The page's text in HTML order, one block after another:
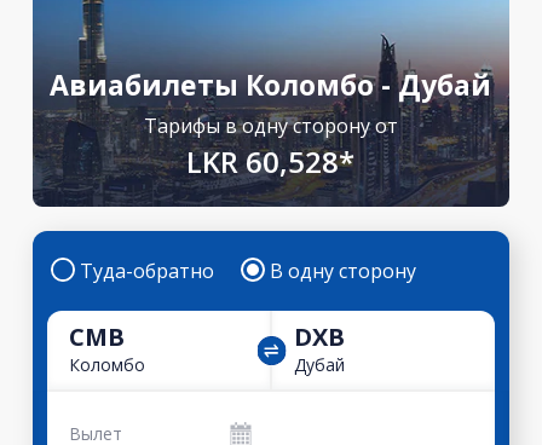
Авиабилеты Коломбо - Дубай
Тарифы в одну сторону от
LKR 60,528*
Туда-обратно В одну сторону
CMB
Коломбо
DXB
Дубай
Вылет